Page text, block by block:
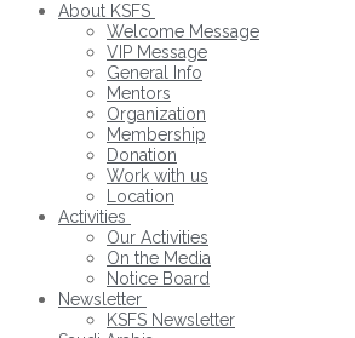
About KSFS
Welcome Message
VIP Message
General Info
Mentors
Organization
Membership
Donation
Work with us
Location
Activities
Our Activities
On the Media
Notice Board
Newsletter
KSFS Newsletter